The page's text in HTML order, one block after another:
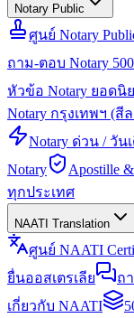
Notary Public
ศูนย์ Notary
ถาม-ตอบ Notary
หัวข้อ Notary ยอดนิ
Notary กรุงเทพฯ (สี
Notary ด่วน / วัน
Notary
Apostille
ทุกประเทศ
NAATI Translation
ศูนย์ NAATI
ยื่นออสเตรเลีย
ถ
เกี่ยวกับ NAATI